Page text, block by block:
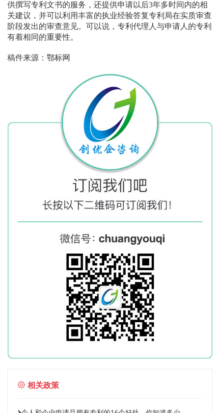
供撰写专利文书的服务，还提供申请以后3年多时间内的相
关建议，并可以利用丰富的执业经验答复专利局在实质审查
阶段发出的审查意见。可以说，专利代理人与申请人的专利
有着相同的重要性。
稿件来源：鄂标网
相关政策